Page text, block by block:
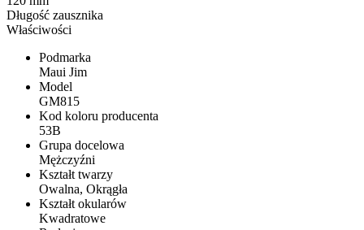
Właściwości
Podmarka
Maui Jim
Model
GM815
Kod koloru producenta
53B
Grupa docelowa
Mężczyźni
Kształt twarzy
Owalna, Okrągła
Kształt okularów
Kwadratowe
Długość zausznika